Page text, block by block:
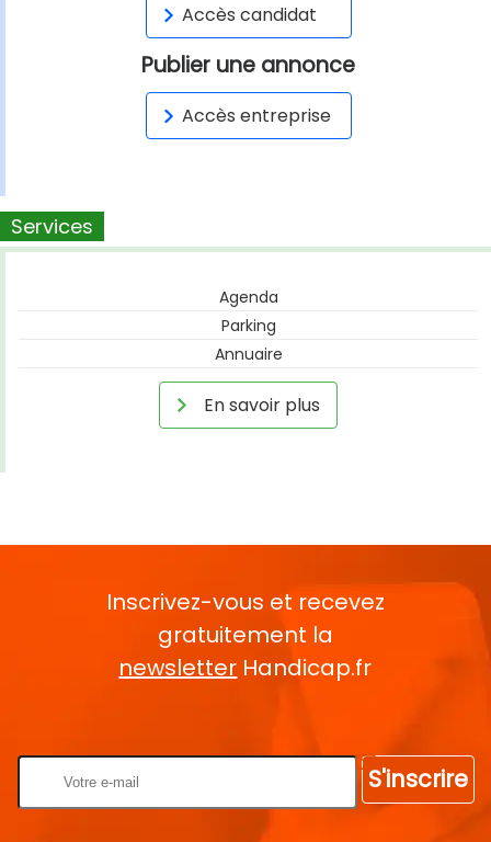
Accès candidat
Publier une annonce
Accès entreprise
Services
Agenda
Parking
Annuaire
En savoir plus
Inscrivez-vous et recevez
gratuitement la
newsletter Handicap.fr
S'inscrire